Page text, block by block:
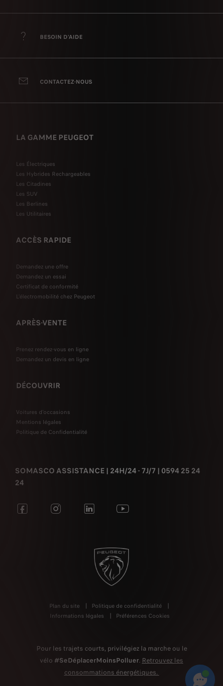
BESOIN D'AIDE
CONTACTEZ-NOUS
LA GAMME PEUGEOT
Les Électriques
Les Hybrides Rechargeables
Les Citadines
Les SUV
Les Berlines
Les Utilitaires
ACCÈS RAPIDE
Demandez une offre
Demandez un essai
Certificat de conformité
L'électromobilité chez Peugeot
APRÈS-VENTE
Prenez rendez-vous en ligne
Demandez un devis en ligne
DÉCOUVRIR
Voitures d'occasions
Mentions légales
Politique de Confidentialité
SOMASCO ASSISTANCE | 24H/24 - 7J/7 | 0594 25 24
24
Plan du site
Politique de confidentialité
Informations légales
Préférences Cookies
Pour les trajets courts, privilégiez la marche ou le
vélo #SeDéplacerMoinsPolluer. Retrouvez les
consommations énergétiques.